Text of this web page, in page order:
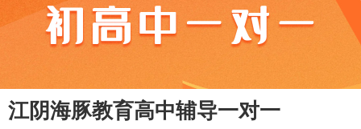
江阴海豚教育高中辅导一对一